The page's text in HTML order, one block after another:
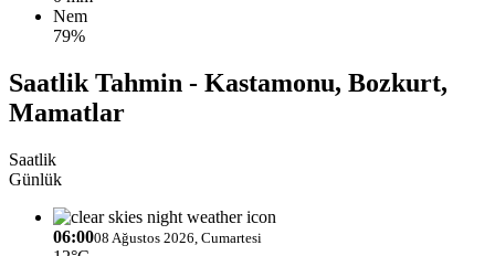
Nem
79%
Saatlik Tahmin - Kastamonu, Bozkurt,
Mamatlar
Saatlik
Günlük
06:0008 Ağustos 2026, Cumartesi